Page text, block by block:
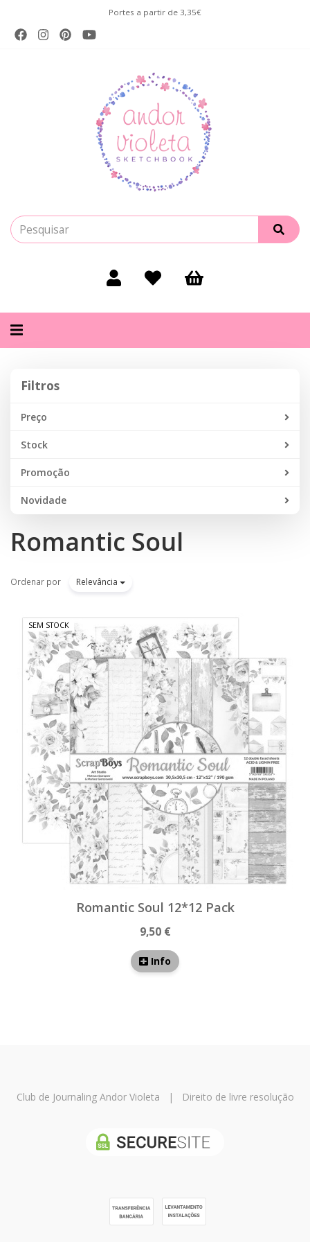
Portes a partir de 3,35€
Alternar
Filtros
Preço
Stock
Promoção
Novidade
Romantic Soul
Ordenar por Relevância
SEM STOCK
Romantic Soul 12*12 Pack
9,50 €
Info
Club de Journaling Andor Violeta | Direito de livre resolução